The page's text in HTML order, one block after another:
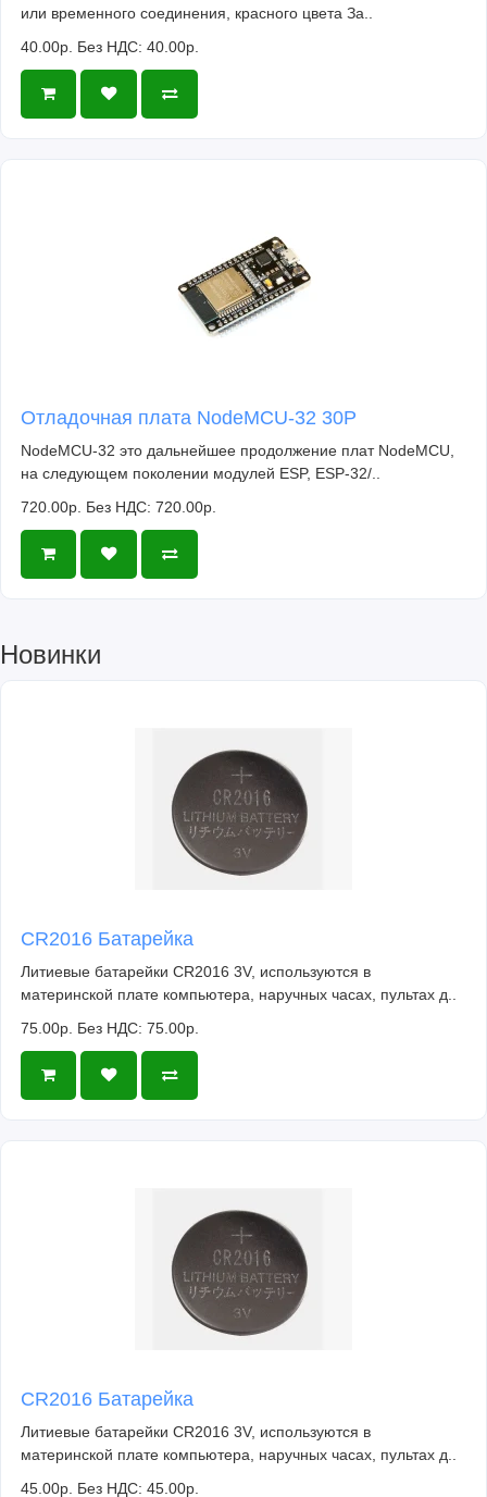
или временного соединения, красного цвета За..
40.00р. Без НДС: 40.00р.
Отладочная плата NodeMCU-32 30P
NodeMCU-32 это дальнейшее продолжение плат NodeMCU,
на следующем поколении модулей ESP, ESP-32/..
720.00р. Без НДС: 720.00р.
Новинки
CR2016 Батарейка
Литиевые батарейки CR2016 3V, используются в
материнской плате компьютера, наручных часах, пультах д..
75.00р. Без НДС: 75.00р.
CR2016 Батарейка
Литиевые батарейки CR2016 3V, используются в
материнской плате компьютера, наручных часах, пультах д..
45.00р. Без НДС: 45.00р.